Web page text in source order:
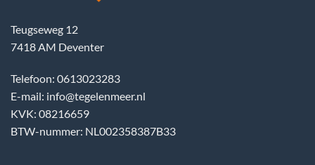
Teugseweg 12
7418 AM Deventer
Telefoon: 0613023283
E-mail: info@tegelenmeer.nl
KVK: 08216659
BTW-nummer: NL002358387B33